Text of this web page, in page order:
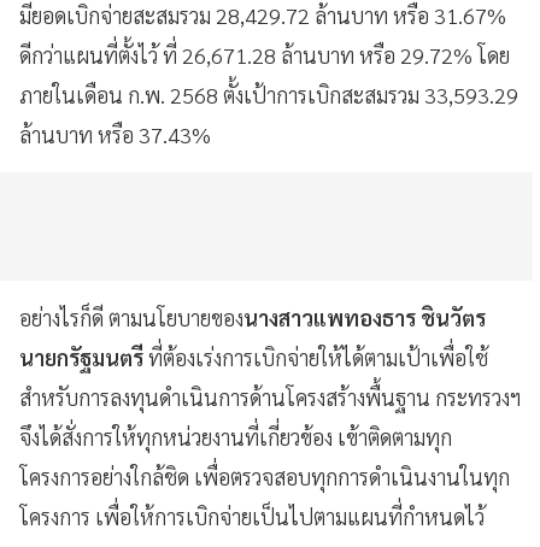
มียอดเบิกจ่ายสะสมรวม 28,429.72 ล้านบาท หรือ 31.67%
ดีกว่าแผนที่ตั้งไว้ ที่ 26,671.28 ล้านบาท หรือ 29.72% โดย
ภายในเดือน ก.พ. 2568 ตั้งเป้าการเบิกสะสมรวม 33,593.29
ล้านบาท หรือ 37.43%
อย่างไรก็ดี ตามนโยบายของนางสาวแพทองธาร ชินวัตร
นายกรัฐมนตรีที่ต้องเร่งการเบิกจ่ายให้ได้ตามเป้าเพื่อใช้
สำหรับการลงทุนดำเนินการด้านโครงสร้างพื้นฐาน กระทรวงฯ
จึงได้สั่งการให้ทุกหน่วยงานที่เกี่ยวข้อง เข้าติดตามทุก
โครงการอย่างใกล้ชิด เพื่อตรวจสอบทุกการดำเนินงานในทุก
โครงการ เพื่อให้การเบิกจ่ายเป็นไปตามแผนที่กำหนดไว้